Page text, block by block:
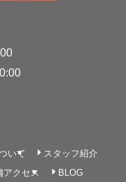
いて
スタッフ紹介
アクセス BLOG